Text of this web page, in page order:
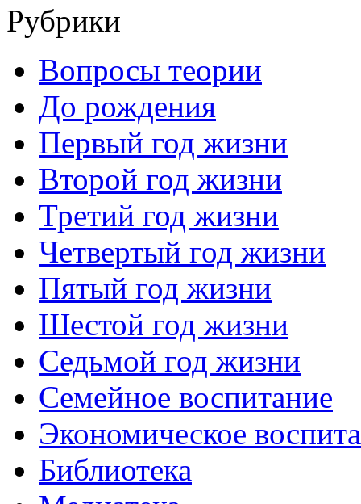
Рубрики
Вопросы теории
До рождения
Первый год жизни
Второй год жизни
Третий год жизни
Четвертый год жизни
Пятый год жизни
Шестой год жизни
Седьмой год жизни
Семейное воспитание
Экономическое
Библиотека